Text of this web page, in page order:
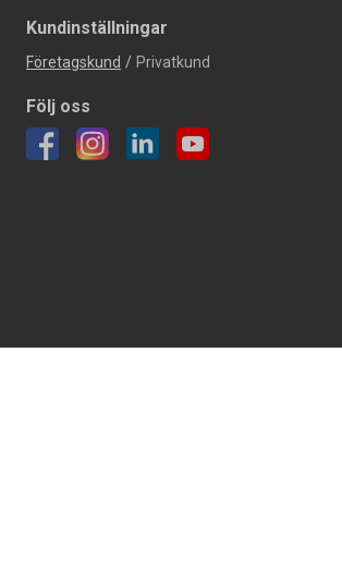
Kundinställningar
Företagskund / Privatkund
Följ oss